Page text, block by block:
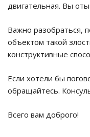
двигательная. Вы
Важно разобраться,
объектом такой
конструктивные
Если хотели бы
обращайтесь.
Всего вам доброго!